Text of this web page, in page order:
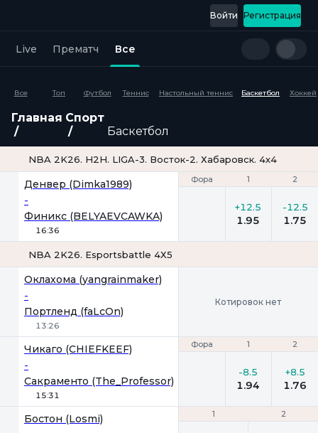
Регистрация
Войти
Live Прематч Все
Все Топ Футбол Теннис Настольный теннис Баскетбол Хоккей
Главная Спорт
Баскетбол
NBA 2K26. H2H. LIGA-3. Восток-2. Хабаровск. 4х4
Фора 1 2
Денвер (Dimka1989)
-
Финикс (BELYAEVCAWKA)
16:36
Фора 1 2
+12.5
1.95
-12.5
1.75
NBA 2K26. Esportsbattle 4Х5
Оклахома (yangrainmaker)
-
Портленд (faLcOn)
13:26
Котировок нет
Фора 1 2
Чикаго (CHIEFKEEF)
-
Сакраменто (The_Professor)
15:31
Фора 1 2
-8.5
1.94
+8.5
1.76
1 2
Бостон (Losmi) 1 2